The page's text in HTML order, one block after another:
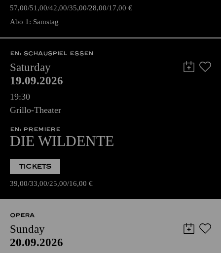
57,00 51,00 42,00 35,00 28,00 17,00 €
Abo 1: Samstag
EN: SCHAUSPIEL ESSEN
Saturday
19.09.2026
19:30
Grillo-Theater
EN: PREMIERE
DIE WILDENTE
TICKETS
39,00 33,00 25,00 16,00 €
OPERA
Sunday
20.09.2026